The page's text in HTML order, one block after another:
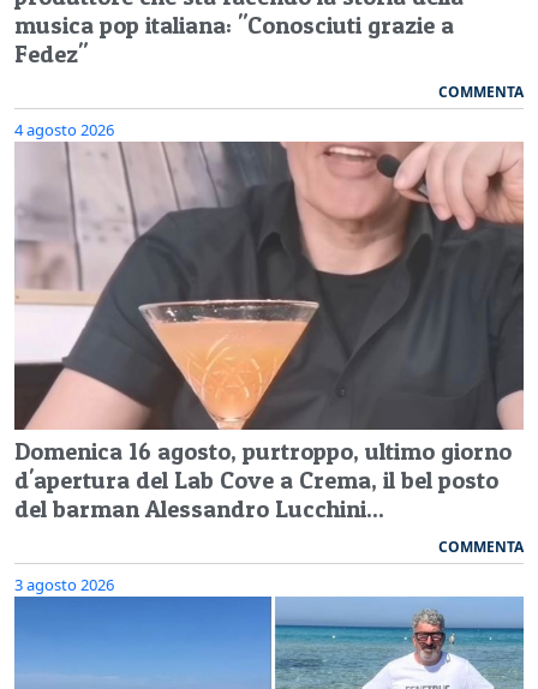
musica pop italiana: "Conosciuti grazie a
Fedez"
COMMENTA
4 agosto 2026
Domenica 16 agosto, purtroppo, ultimo giorno
d'apertura del Lab Cove a Crema, il bel posto
del barman Alessandro Lucchini...
COMMENTA
3 agosto 2026